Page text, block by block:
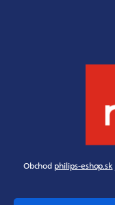
Obchod philips-eshop.sk